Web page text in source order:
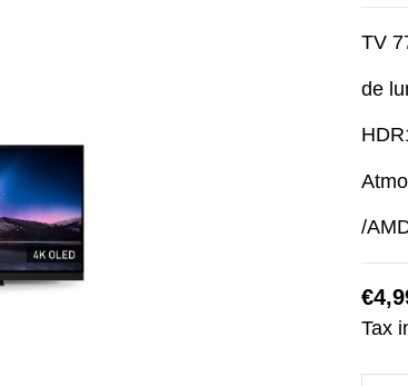
TV
de
/
Tax